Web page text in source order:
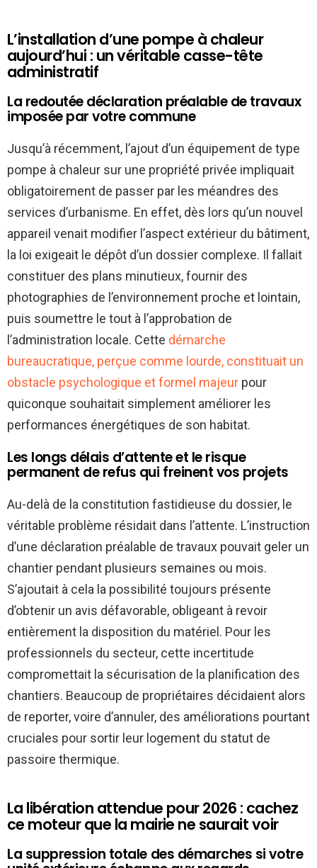
L’installation d’une pompe à chaleur
aujourd’hui : un véritable casse-tête
administratif
La redoutée déclaration préalable de travaux
imposée par votre commune
Jusqu’à récemment, l’ajout d’un équipement de type
pompe à chaleur sur une propriété privée impliquait
obligatoirement de passer par les méandres des
services d’urbanisme. En effet, dès lors qu’un nouvel
appareil venait modifier l’aspect extérieur du bâtiment,
la loi exigeait le dépôt d’un dossier complexe. Il fallait
constituer des plans minutieux, fournir des
photographies de l’environnement proche et lointain,
puis soumettre le tout à l’approbation de
l’administration locale. Cette démarche
bureaucratique, perçue comme lourde, constituait un
obstacle psychologique et formel majeur pour
quiconque souhaitait simplement améliorer les
performances énergétiques de son habitat.
Les longs délais d’attente et le risque
permanent de refus qui freinent vos projets
Au-delà de la constitution fastidieuse du dossier, le
véritable problème résidait dans l’attente. L’instruction
d’une déclaration préalable de travaux pouvait geler un
chantier pendant plusieurs semaines ou mois.
S’ajoutait à cela la possibilité toujours présente
d’obtenir un avis défavorable, obligeant à revoir
entièrement la disposition du matériel. Pour les
professionnels du secteur, cette incertitude
compromettait la sécurisation de la planification des
chantiers. Beaucoup de propriétaires décidaient alors
de reporter, voire d’annuler, des améliorations pourtant
cruciales pour sortir leur logement du statut de
passoire thermique.
La libération attendue pour 2026 : cachez
ce moteur que la mairie ne saurait voir
La suppression totale des démarches si votre